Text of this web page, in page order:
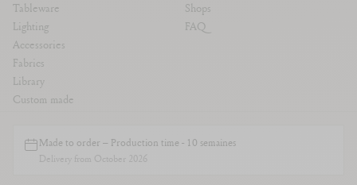
Made to order – Production time - 10 semaines
Delivery from October 2026
Instagram
Tableware
Lighting
Accessories
Fabrics
Library
Custom made
Shops
FAQ
legal
Legal notice